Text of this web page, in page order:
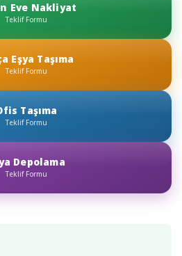
Eve Nakliyat
Teklif Formu
Eşya Taşıma
Teklif Formu
Taşıma
Teklif Formu
Depolama
Teklif Formu